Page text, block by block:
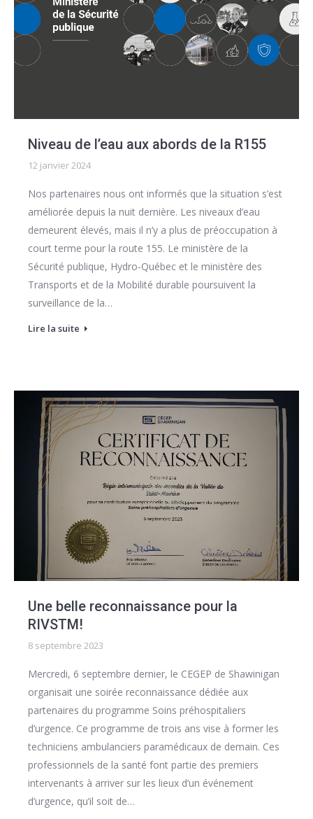
Niveau de l’eau aux abords de la R155
12 janvier 2024
Nos partenaires nous ont informés que la situation s’est
améliorée depuis la nuit dernière. Les niveaux d’eau
demeurent élevés, mais il n’y a plus de préoccupation à
court terme pour la route 155. Le ministère de la
Sécurité publique, Hydro-Québec et le ministère des
Transports et de la Mobilité durable poursuivent la
surveillance de la…
Lire la suite
Une belle reconnaissance pour la
RIVSTM!
8 septembre 2023
Mercredi, 6 septembre dernier, le CEGEP de Shawinigan
organisait une soirée reconnaissance dédiée aux
partenaires du programme Soins préhospitaliers
d’urgence. Ce programme de trois ans vise à former les
techniciens ambulanciers paramédicaux de demain. Ces
professionnels de la santé font partie des premiers
intervenants à arriver sur les lieux d’un événement
d’urgence, qu’il soit de…